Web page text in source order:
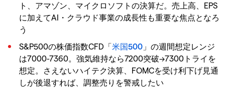
ト、アマゾン、マイクロソフトの決算だ。売上高、EPS
に加えてAI・クラウド事業の成長性も重要な焦点となろ
う
S&P500の株価指数CFD「米国500 」の週間想定レンジ
は7000-7360。強気維持なら7200突破→7300トライを
想定。さえないハイテク決算、FOMCを受け利下げ見通
しが後退すれば、調整売りを警戒したい